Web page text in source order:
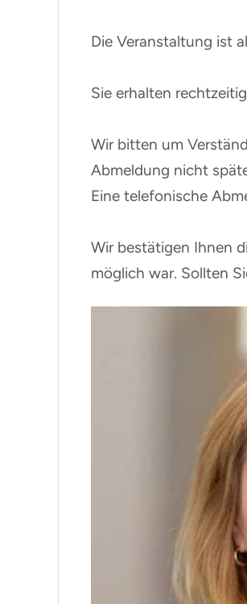
Die Veranstaltung ist
Sie erhalten
Wir bitten um
Abmeldung nicht
Eine telefonische
Wir bestätigen Ihnen
möglich war. Sollten